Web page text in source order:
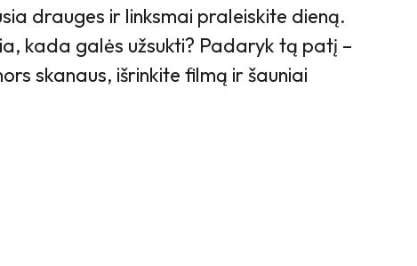
drauges ir linksmai praleiskite dieną.
kada galės užsukti? Padaryk tą patį –
skanaus, išrinkite filmą ir šauniai